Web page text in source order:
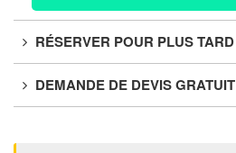
RÉSERVER POUR PLUS TARD
DEMANDE DE DEVIS GRATUIT